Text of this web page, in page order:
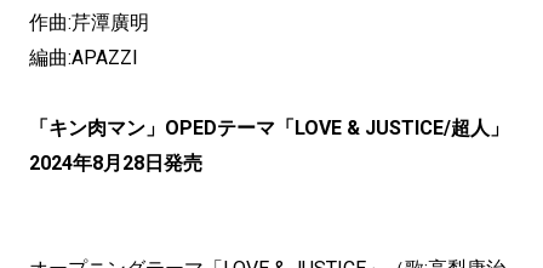
作曲:芹潭廣明
編曲:APAZZI
「キン肉マン」OPEDテーマ「LOVE & JUSTICE/超人」
2024年8月28日発売